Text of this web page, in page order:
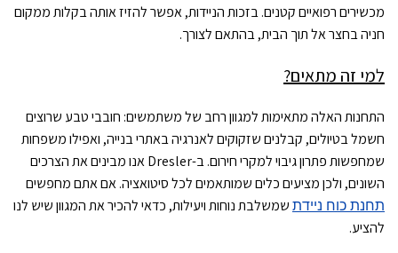
מכשירים רפואיים קטנים. בזכות הניידות, אפשר להזיז אותה בקלות ממקום
חניה בחצר אל תוך הבית, בהתאם לצורך.
למי זה מתאים?
התחנות האלה מתאימות למגוון רחב של משתמשים: חובבי טבע שרוצים
חשמל בטיולים, קבלנים שזקוקים לאנרגיה באתרי בנייה, ואפילו משפחות
שמחפשות פתרון גיבוי למקרי חירום. ב-Dresler אנו מבינים את הצרכים
השונים, ולכן מציעים כלים שמותאמים לכל סיטואציה. אם אתם מחפשים
תחנת כוח ניידת שמשלבת נוחות ויעילות, כדאי להכיר את המגוון שיש לנו
להציע.